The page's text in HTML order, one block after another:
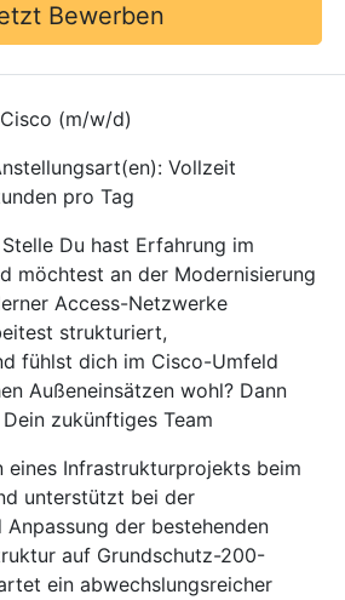
Bewerben
(m/w/d)
Vollzeit
pro Tag
Du hast Erfahrung im
möchtest an der Modernisierung
Access-Netzwerke
strukturiert,
fühlst dich im Cisco-Umfeld
Außeneinsätzen wohl? Dann
zukünftiges Team
eines Infrastrukturprojekts beim
unterstützt bei der
der bestehenden
auf Grundschutz-200-
ein abwechslungsreicher